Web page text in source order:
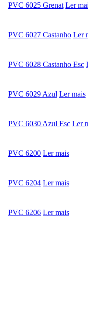
PVC 6025 Grenat Ler
PVC 6027 Castanho Ler
PVC 6028 Castanho Esc
PVC 6029 Azul Ler mais
PVC 6030 Azul Esc Ler
PVC 6200 Ler mais
PVC 6204 Ler mais
PVC 6206 Ler mais